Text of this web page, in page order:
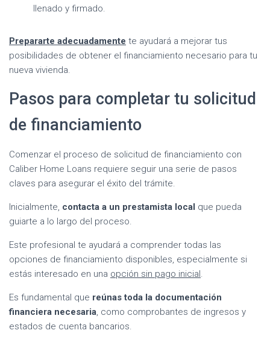
llenado y firmado.
Prepararte adecuadamente te ayudará a mejorar tus
posibilidades de obtener el financiamiento necesario para tu
nueva vivienda.
Pasos para completar tu solicitud
de financiamiento
Comenzar el proceso de solicitud de financiamiento con
Caliber Home Loans requiere seguir una serie de pasos
claves para asegurar el éxito del trámite.
Inicialmente, contacta a un prestamista local que pueda
guiarte a lo largo del proceso.
Este profesional te ayudará a comprender todas las
opciones de financiamiento disponibles, especialmente si
estás interesado en una opción sin pago inicial.
Es fundamental que reúnas toda la documentación
financiera necesaria, como comprobantes de ingresos y
estados de cuenta bancarios.